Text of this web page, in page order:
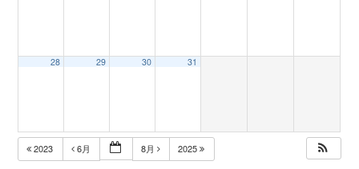
28 29 30 31
2023 6月 8月 2025